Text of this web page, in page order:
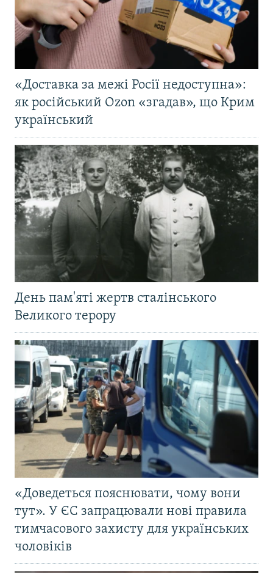
«Доставка за межі Росії недоступна»:
як російський Ozon «згадав», що Крим
український
День пам'яті жертв сталінського
Великого терору
«Доведеться пояснювати, чому вони
тут». У ЄС запрацювали нові правила
тимчасового захисту для українських
чоловіків